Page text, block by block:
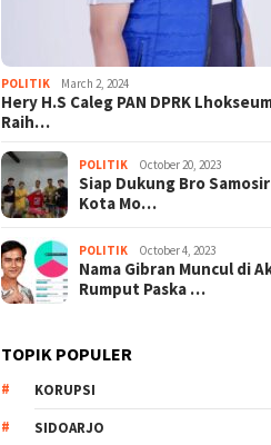
Gubernur Jateng: Pencak
Silat, Pilar Utama Penguat
Karakter dan Persatuan
Bangsa
POLITIK March 2, 2024
Hery H.S Caleg PAN DPRK
Raih…
POLITIK October 20, 2023
Siap Dukung Bro
Kota Mo…
POLITIK October 4, 2023
Nama Gibran Muncul di
Rumput Paska …
TOPIK POPULER
KORUPSI
SIDOARJO